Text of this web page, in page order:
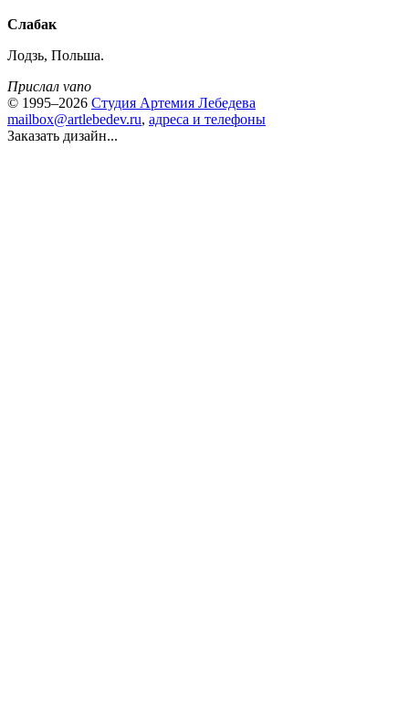
Слабак
Лодзь, Польша.
Прислал vano
© 1995–2026 Студия Артемия Лебедева
mailbox@artlebedev.ru, адреса и телефоны
Заказать дизайн...